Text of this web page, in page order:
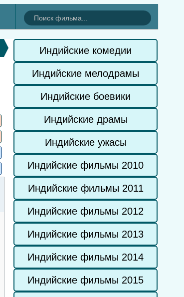
Индийские комедии
Индийские мелодрамы
Индийские боевики
Индийские драмы
Индийские ужасы
Индийские фильмы 2010
Индийские фильмы 2011
Индийские фильмы 2012
Индийские фильмы 2013
Индийские фильмы 2014
Индийские фильмы 2015